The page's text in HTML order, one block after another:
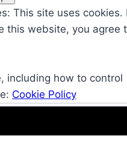
This site uses cookies.
this website, you agree
including how to control
Cookie Policy